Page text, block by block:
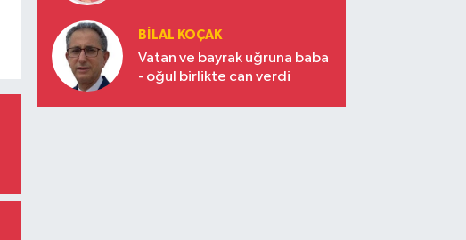
BILAL KOÇAK
Vatan ve bayrak uğruna baba
- oğul birlikte can verdi